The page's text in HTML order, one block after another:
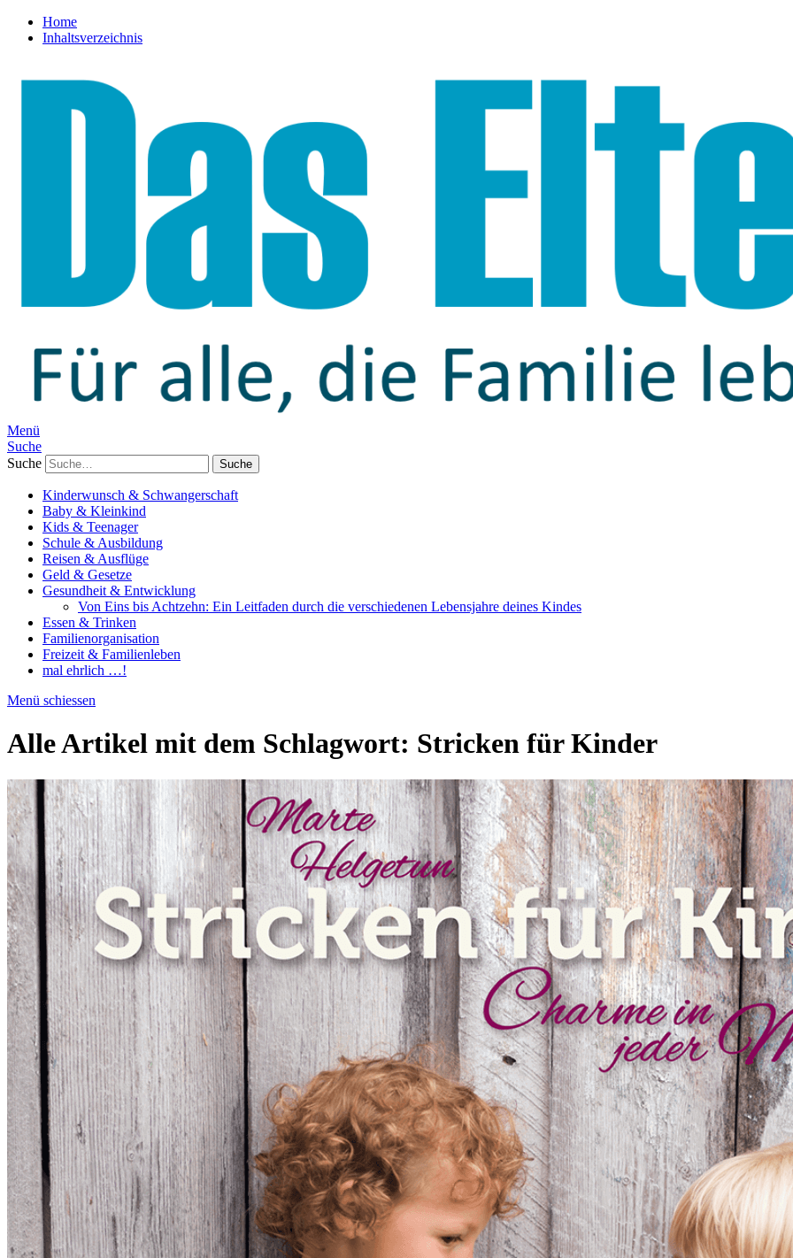
Home
Inhaltsverzeichnis
Menü
Suche
Suche
Kinderwunsch & Schwangerschaft
Baby & Kleinkind
Kids & Teenager
Schule & Ausbildung
Reisen & Ausflüge
Geld & Gesetze
Gesundheit & Entwicklung
Von Eins bis Achtzehn: Ein Leitfaden durch die verschiedenen Lebensjahre deines Kindes
Essen & Trinken
Familienorganisation
Freizeit & Familienleben
mal ehrlich …!
Menü schiessen
Alle Artikel mit dem Schlagwort: Stricken für Kinder